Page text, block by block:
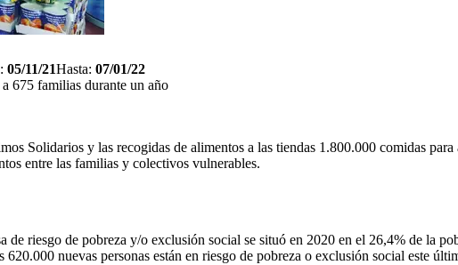
05/11/21Hasta: 07/01/22
675 familias durante un año
Solidarios y las recogidas de alimentos a las tiendas 1.800.000 comidas
entre las familias y colectivos vulnerables.
de riesgo de pobreza y/o exclusión social se situó en 2020 en el 26,4% de la
nuevas personas están en riesgo de pobreza o exclusión social este